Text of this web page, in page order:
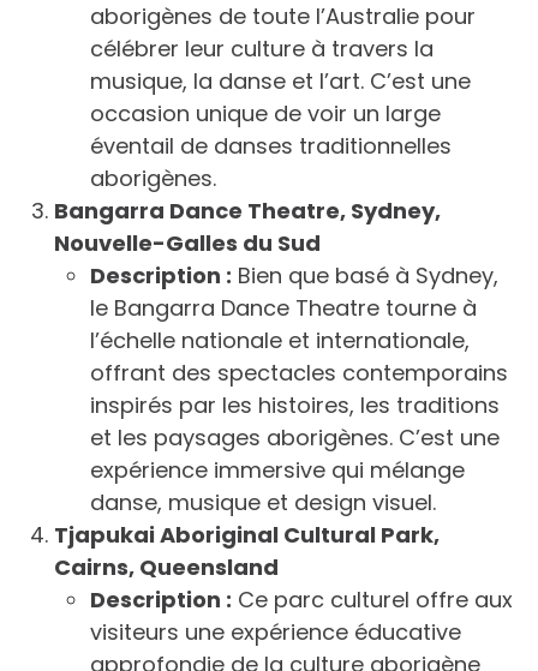
aborigènes de toute l’Australie pour
célébrer leur culture à travers la
musique, la danse et l’art. C’est une
occasion unique de voir un large
éventail de danses traditionnelles
aborigènes.
Bangarra Dance Theatre, Sydney,
Nouvelle-Galles du Sud
Description : Bien que basé à Sydney,
le Bangarra Dance Theatre tourne à
l’échelle nationale et internationale,
offrant des spectacles contemporains
inspirés par les histoires, les traditions
et les paysages aborigènes. C’est une
expérience immersive qui mélange
danse, musique et design visuel.
Tjapukai Aboriginal Cultural Park,
Cairns, Queensland
Description : Ce parc culturel offre aux
visiteurs une expérience éducative
approfondie de la culture aborigène